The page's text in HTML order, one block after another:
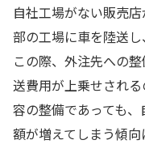
自社工場がない販売
部の工場に車を陸送し
この際、外注先への
送費用が上乗せされ
容の整備であっても
額が増えてしまう傾向